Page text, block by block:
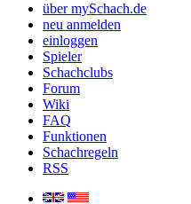
über mySchach.de
neu anmelden
einloggen
Spieler
Schachclubs
Forum
Wiki
FAQ
Funktionen
Schachregeln
RSS